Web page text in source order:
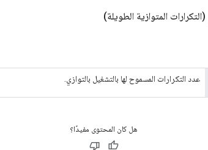
(التكرارات المتوازية الطويلة)
عدد التكرارات المسموح لها بالتشغيل بالتوازي.
هل كان المحتوى مفيدًا؟